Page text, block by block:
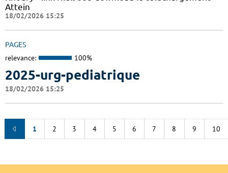
Attein
18/02/2026 15:25
PAGES
relevance: 100%
2025-urg-pediatrique
18/02/2026 15:25
1 2 3 4 5 6 7 8 9 10